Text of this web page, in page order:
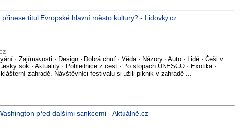
titul Evropské hlavní město kultury? - Lidovky.cz
· Zajímavosti · Design · Dobrá chuť · Věda · Názory · Auto · Lidé · Češi v
šok · Aktuality · Pohlednice z cest · Po stopách UNESCO · Exotika ·
zahradě. Návštěvníci festivalu si užili piknik v zahradě ...
před dalšími sankcemi - Aktuálně.cz